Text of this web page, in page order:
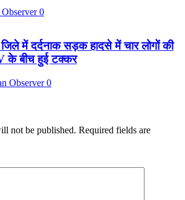
0
में दर्दनाक सड़क हादसे में चार लोगों की
के बीच हुई टक्कर
Observer0
not be published. Required fields are